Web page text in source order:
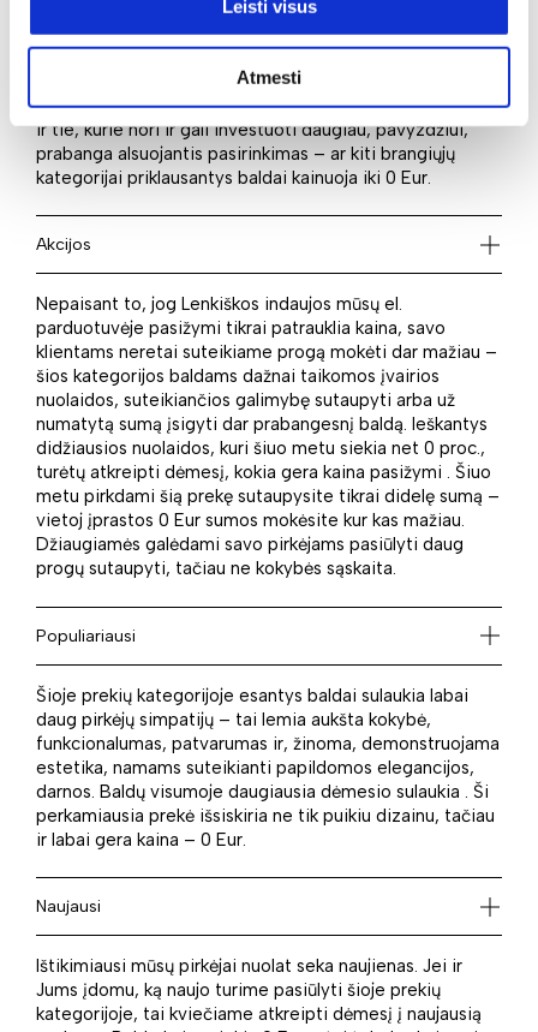
Leisti visus
Atmesti
Renkantis baldus neabejotinai vienas iš pasirinkimo
kriterijų yra kaina. Ieškantiems ekonomiško varianto tikrai
kainos ir kokybės santykis leis svajonių baldus išsirinkti
norintiems mokėti pigiau. Tiesa, didelį pasirinkimą turės
ir tie, kurie nori ir gali investuoti daugiau, pavyzdžiui,
prabanga alsuojantis pasirinkimas – ar kiti brangiųjų
kategorijai priklausantys baldai kainuoja iki 0 Eur.
Akcijos
Nepaisant to, jog Lenkiškos indaujos mūsų el.
parduotuvėje pasižymi tikrai patrauklia kaina, savo
klientams neretai suteikiame progą mokėti dar mažiau –
šios kategorijos baldams dažnai taikomos įvairios
nuolaidos, suteikiančios galimybę sutaupyti arba už
numatytą sumą įsigyti dar prabangesnį baldą. Ieškantys
didžiausios nuolaidos, kuri šiuo metu siekia net 0 proc.,
turėtų atkreipti dėmesį, kokia gera kaina pasižymi . Šiuo
metu pirkdami šią prekę sutaupysite tikrai didelę sumą –
vietoj įprastos 0 Eur sumos mokėsite kur kas mažiau.
Džiaugiamės galėdami savo pirkėjams pasiūlyti daug
progų sutaupyti, tačiau ne kokybės sąskaita.
Populiariausi
Šioje prekių kategorijoje esantys baldai sulaukia labai
daug pirkėjų simpatijų – tai lemia aukšta kokybė,
funkcionalumas, patvarumas ir, žinoma, demonstruojama
estetika, namams suteikianti papildomos elegancijos,
darnos. Baldų visumoje daugiausia dėmesio sulaukia . Ši
perkamiausia prekė išsiskiria ne tik puikiu dizainu, tačiau
ir labai gera kaina – 0 Eur.
Naujausi
Ištikimiausi mūsų pirkėjai nuolat seka naujienas. Jei ir
Jums įdomu, ką naujo turime pasiūlyti šioje prekių
kategorijoje, tai kviečiame atkreipti dėmesį į naujausią